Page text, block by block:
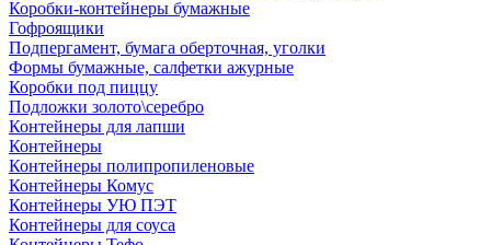
Коробки-контейнеры бумажные
Гофроящики
Подпергамент, бумага оберточная, уголки
Формы бумажные, салфетки ажурные
Коробки под пиццу
Подложки золото\серебро
Контейнеры для лапши
Контейнеры
Контейнеры полипропиленовые
Контейнеры Комус
Контейнеры УЮ ПЭТ
Контейнеры для соуса